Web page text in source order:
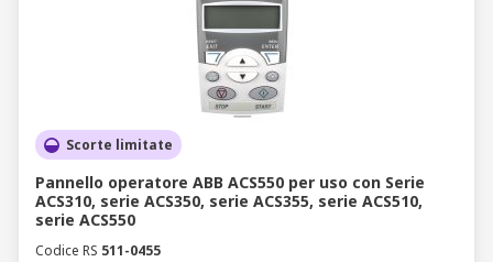
Scorte limitate
Pannello operatore ABB ACS550 per uso con Serie
ACS310, serie ACS350, serie ACS355, serie ACS510,
serie ACS550
Codice RS 511-0455